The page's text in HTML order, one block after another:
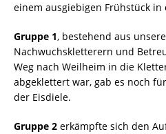
einem ausgiebigen Frühstück
Gruppe 1, bestehend aus
Nachwuchskletterern und
Weg nach Weilheim in die
abgeklettert war, gab es noch
der Eisdiele.
Gruppe 2 erkämpfte sich den